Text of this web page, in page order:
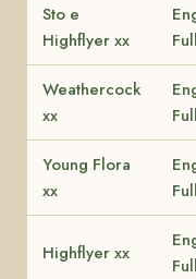
Sto e
Highflyer xx
Weathercock
xx
Young Flora
xx
Highflyer xx